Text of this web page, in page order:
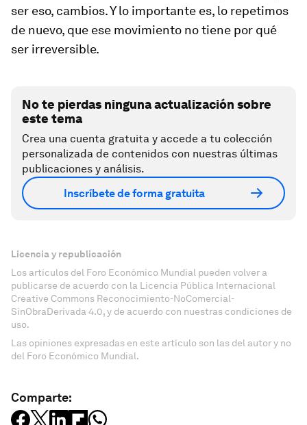
ser eso, cambios. Y lo importante es, lo repetimos
de nuevo, que ese movimiento no tiene por qué
ser irreversible.
No te pierdas ninguna actualización sobre
este tema
Crea una cuenta gratuita y accede a tu colección
personalizada de contenidos con nuestras últimas
publicaciones y análisis.
Inscríbete de forma gratuita
Licencia y republicación
Los artículos del Foro Económico Mundial pueden volver a
publicarse de acuerdo con la Licencia Pública Internacional
Creative Commons Reconocimiento-NoComercial-
SinObraDerivada 4.0, y de acuerdo con nuestras condiciones de
uso.
Las opiniones expresadas en este artículo son las del autor y no
del Foro Económico Mundial.
Comparte: